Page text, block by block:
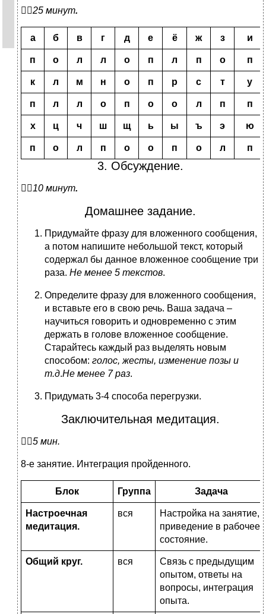
25 минут.
а б в г д е ё ж з и
п о л л о п л п о п
к л м н о п р с т у
п л л о п о о л п п
х ц ч ш щ ь ы ъ э ю
п о л п о о п о л п
3. Обсуждение.
10 минут.
Домашнее задание.
Придумайте фразу для вложенного сообщения,
а потом напишите небольшой текст, который
содержал бы данное вложенное сообщение три
раза. Не менее 5 текстов.
Определите фразу для вложенного сообщения,
и вставьте его в свою речь. Ваша задача –
научиться говорить и одновременно с этим
держать в голове вложенное сообщение.
Старайтесь каждый раз выделять новым
способом: голос, жесты, изменение позы и
т.д.Не менее 7 раз.
Придумать 3-4 способа перегрузки.
Заключительная медитация.
5 мин.
8-е занятие. Интеграция пройденного.
Блок Группа Задача
Настроечная
медитация.
вся
Настройка на занятие,
приведение в рабочее
состояние.
Общий круг. вся
Связь с предыдущим
опытом, ответы на
вопросы, интеграция
опыта.